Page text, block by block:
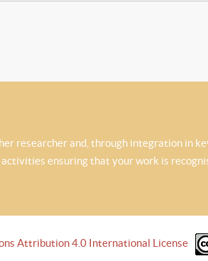
researcher and, through integration in
ensuring that your work is
Attribution 4.0 International License